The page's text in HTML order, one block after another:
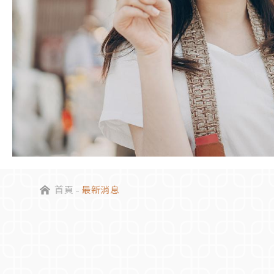
首頁 最新消息